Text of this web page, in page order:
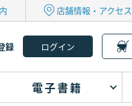
店舗情報・アクセス
録
電子書籍